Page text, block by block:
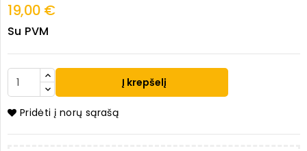
19,00 €
Su PVM
Į krepšelį
Pridėti į norų sąrašą